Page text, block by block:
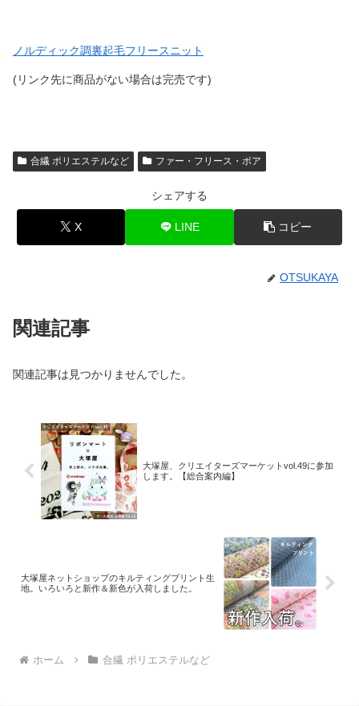
ノルディック調裏起毛フリースニット
(リンク先に商品がない場合は完売です)
合繊 ポリエステルなど ファー・フリース・ボア
シェアする
X LINE コピー
OTSUKAYA
関連記事
関連記事は見つかりませんでした。
大塚屋、クリエイターズマーケットvol.49に参加
します。【総合案内編】
大塚屋ネットショップのキルティングプリント生
地。いろいろと新作＆新色が入荷しました。
ホーム 合繊 ポリエステルなど